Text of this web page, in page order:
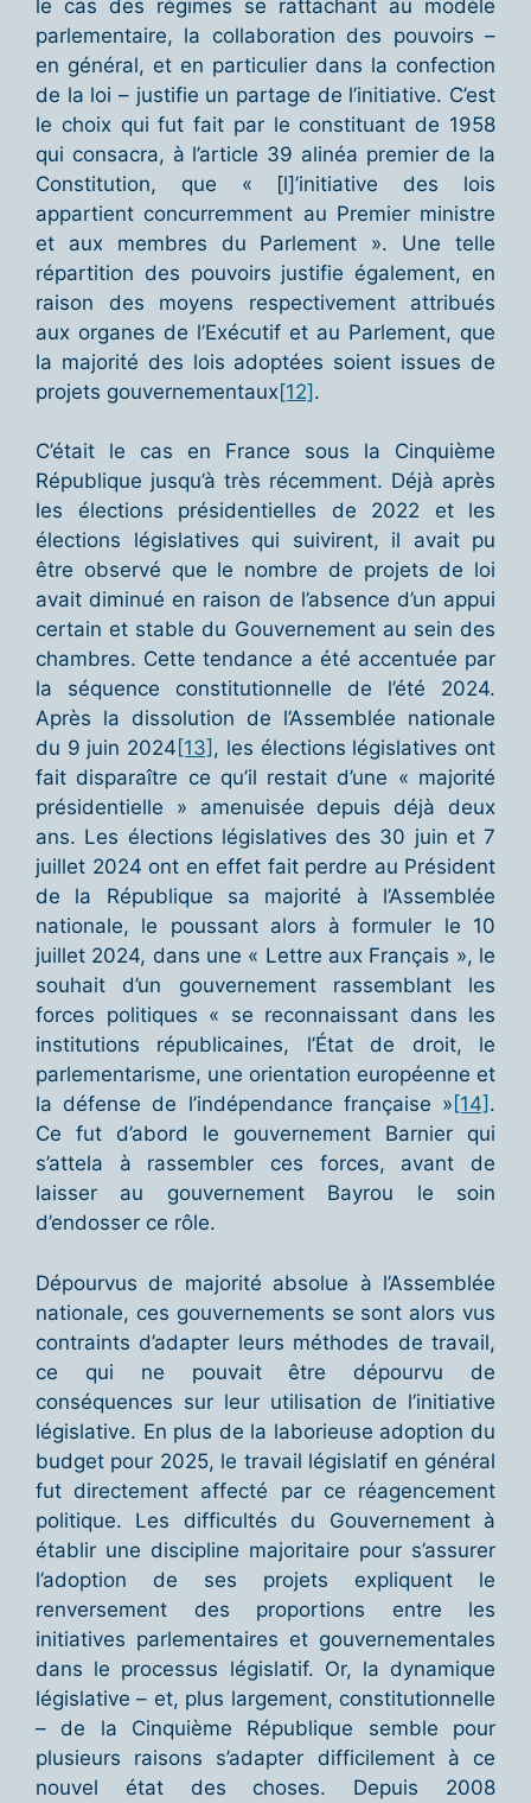
le cas des régimes se rattachant au modèle
parlementaire, la collaboration des pouvoirs –
en général, et en particulier dans la confection
de la loi – justifie un partage de l’initiative. C’est
le choix qui fut fait par le constituant de 1958
qui consacra, à l’article 39 alinéa premier de la
Constitution, que « [l]’initiative des lois
appartient concurremment au Premier ministre
et aux membres du Parlement ». Une telle
répartition des pouvoirs justifie également, en
raison des moyens respectivement attribués
aux organes de l’Exécutif et au Parlement, que
la majorité des lois adoptées soient issues de
projets gouvernementaux[12].
C’était le cas en France sous la Cinquième
République jusqu’à très récemment. Déjà après
les élections présidentielles de 2022 et les
élections législatives qui suivirent, il avait pu
être observé que le nombre de projets de loi
avait diminué en raison de l’absence d’un appui
certain et stable du Gouvernement au sein des
chambres. Cette tendance a été accentuée par
la séquence constitutionnelle de l’été 2024.
Après la dissolution de l’Assemblée nationale
du 9 juin 2024 [13] , les élections législatives ont
fait disparaître ce qu’il restait d’une « majorité
présidentielle » amenuisée depuis déjà deux
ans. Les élections législatives des 30 juin et 7
juillet 2024 ont en effet fait perdre au Président
de la République sa majorité à l’Assemblée
nationale, le poussant alors à formuler le 10
juillet 2024, dans une « Lettre aux Français », le
souhait d’un gouvernement rassemblant les
forces politiques « se reconnaissant dans les
institutions républicaines, l’État de droit, le
parlementarisme, une orientation européenne et
la défense de l’indépendance française » [14] .
Ce fut d’abord le gouvernement Barnier qui
s’attela à rassembler ces forces, avant de
laisser au gouvernement Bayrou le soin
d’endosser ce rôle.
Dépourvus de majorité absolue à l’Assemblée
nationale, ces gouvernements se sont alors vus
contraints d’adapter leurs méthodes de travail,
ce qui ne pouvait être dépourvu de
conséquences sur leur utilisation de l’initiative
législative. En plus de la laborieuse adoption du
budget pour 2025, le travail législatif en général
fut directement affecté par ce réagencement
politique. Les difficultés du Gouvernement à
établir une discipline majoritaire pour s’assurer
l’adoption de ses projets expliquent le
renversement des proportions entre les
initiatives parlementaires et gouvernementales
dans le processus législatif. Or, la dynamique
législative – et, plus largement, constitutionnelle
– de la Cinquième République semble pour
plusieurs raisons s’adapter difficilement à ce
nouvel état des choses. Depuis 2008